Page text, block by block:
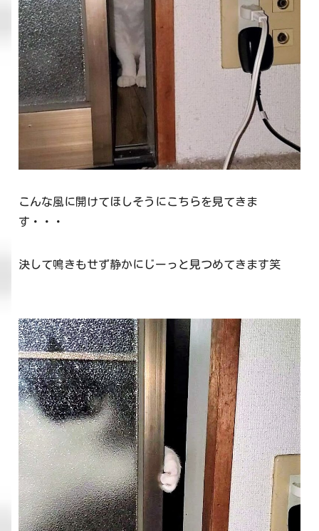
こんな風に開けてほしそうにこちらを見てきま
す・・・
決して鳴きもせず静かにじーっと見つめてきます笑